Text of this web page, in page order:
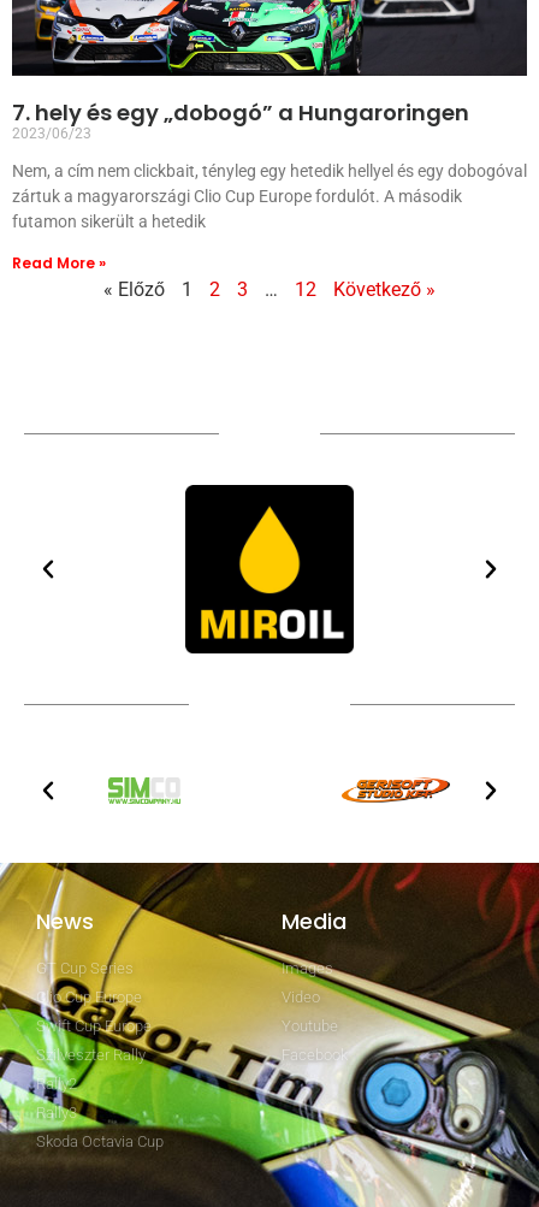
7. hely és egy „dobogó” a Hungaroringen
2023/06/23
Nem, a cím nem clickbait, tényleg egy hetedik hellyel és egy dobogóval
zártuk a magyarországi Clio Cup Europe fordulót. A második
futamon sikerült a hetedik
Read More »
« Előző 1 2 3 … 12 Következő »
News
GT Cup Series
Clio Cup Europe
Swift Cup Europe
Szilveszter Rally
Rally2
Rally3
Skoda Octavia Cup
Media
Images
Video
Youtube
Facebook